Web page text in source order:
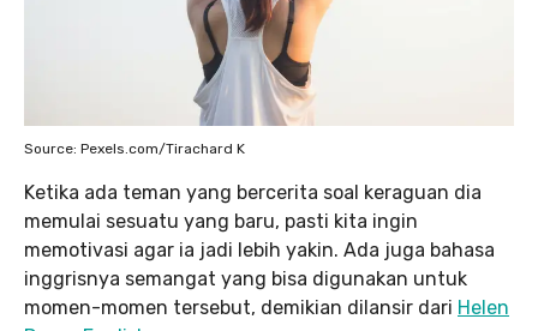
Source: Pexels.com/Tirachard K
Ketika ada teman yang bercerita soal keraguan dia
memulai sesuatu yang baru, pasti kita ingin
memotivasi agar ia jadi lebih yakin. Ada juga bahasa
inggrisnya semangat yang bisa digunakan untuk
momen-momen tersebut, demikian dilansir dari Helen